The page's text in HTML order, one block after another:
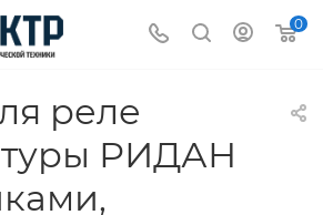
0
реле
РИДАН